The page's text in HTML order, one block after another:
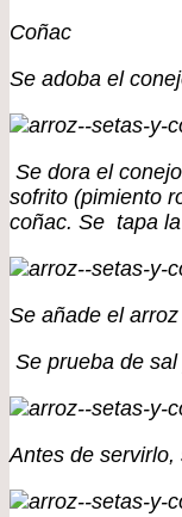
Coñac
Se adoba el
Se dora el
sofrito (pimiento
coñac. Se tapa
Se añade el
Se prueba de
Antes de